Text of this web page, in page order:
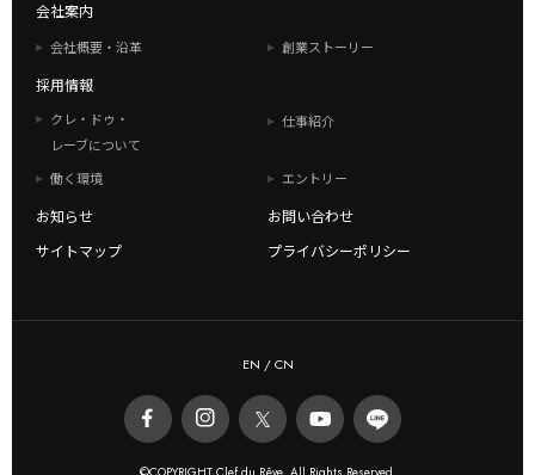
会社案内
会社概要・沿革 創業ストーリー
採用情報
クレ・ドゥ・
レーブについて
仕事紹介
働く環境 エントリー
お知らせ
お問い合わせ
サイトマップ
プライバシーポリシー
EN /CN